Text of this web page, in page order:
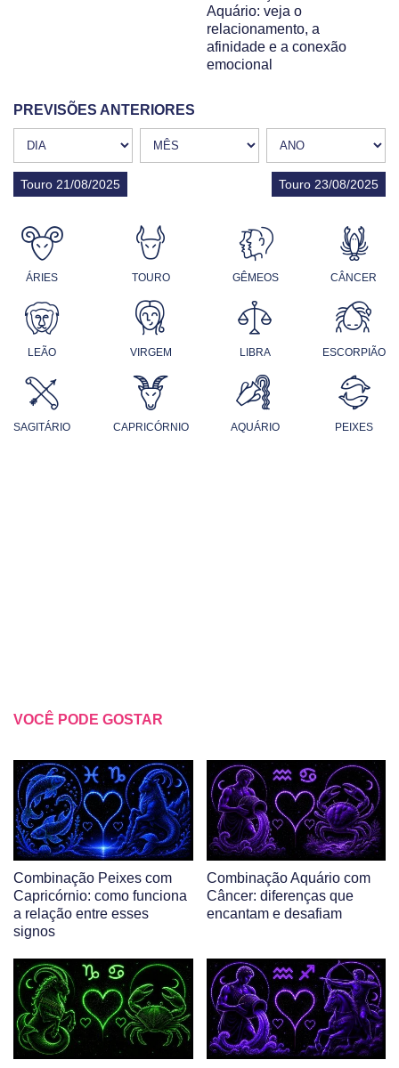
Aquário: veja o
relacionamento, a
afinidade e a conexão
emocional
PREVISÕES ANTERIORES
Touro 21/08/2025 Touro 23/08/2025
ÁRIES TOURO GÊMEOS CÂNCER
LEÃO VIRGEM LIBRA ESCORPIÃO
SAGITÁRIO CAPRICÓRNIO AQUÁRIO PEIXES
VOCÊ PODE GOSTAR
Combinação Peixes com
Capricórnio: como funciona
a relação entre esses
signos
Combinação Aquário com
Câncer: diferenças que
encantam e desafiam